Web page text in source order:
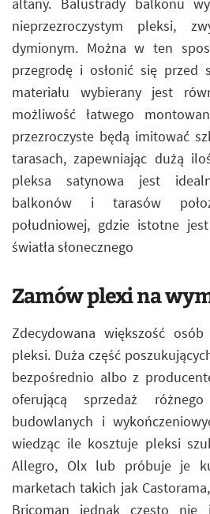
nieprzezroczystym pleksi,
dymionym. Można w ten
przegrodę i osłonić się przed
materiału wybierany jest
możliwość łatwego
przezroczyste będą imitować
tarasach, zapewniając dużą
pleksa satynowa jest
balkonów i tarasów
południowej, gdzie istotne
światła słonecznego
Zamów plexi na
Zdecydowana większość
pleksi. Duża część
bezpośrednio albo z
oferującą sprzedaż
budowlanych i
wiedząc ile kosztuje pleksi
Allegro, Olx lub próbuje je
marketach takich jak
Bricoman jednak często